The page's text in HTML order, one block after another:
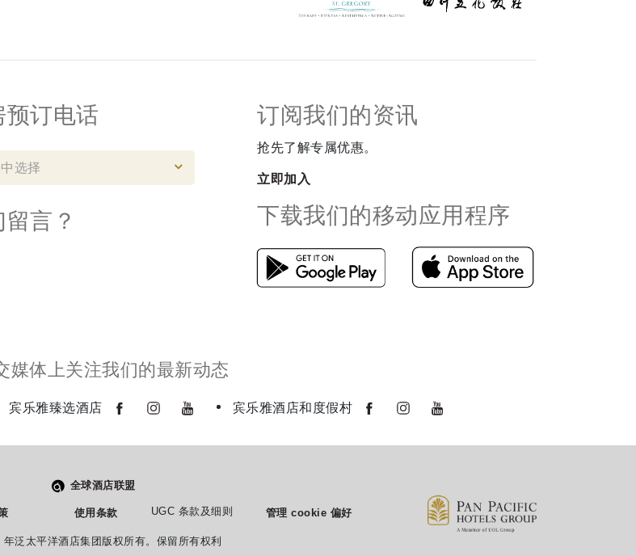
预订电话
选择
言？
订阅我们的资讯
抢先了解专属优惠。
立即加入
下载我们的移动应用程序
媒体上关注我们的最新动态
宾乐雅臻选酒店 宾乐雅酒店和度假村
全球酒店联盟
使用条款 UGC 条款及细则 管理 cookie 偏好
泛太平洋酒店集团版权所有。保留所有权利